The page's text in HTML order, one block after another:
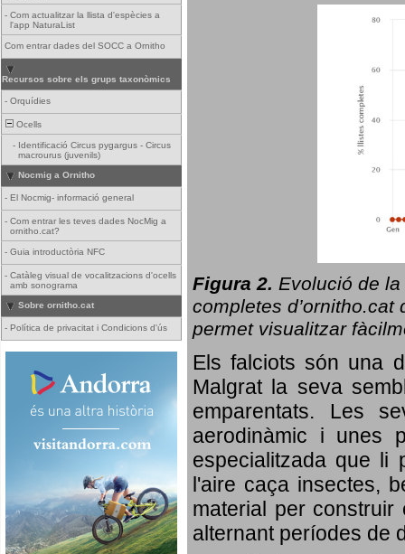
- Com actualitzar la llista d'espècies a
l'app NaturaList
Com entrar dades del SOCC a Ornitho
Recursos sobre els grups taxonòmics
- Orquídies
Ocells
- Identificació Circus pygargus - Circus
macrourus (juvenils)
Nocmig a Ornitho
- El Nocmig- informació general
- Com entrar les teves dades NocMig a
ornitho.cat?
- Guia introductòria NFC
- Catàleg visual de vocalitzacions d'ocells
amb sonograma
Sobre ornitho.cat
- Política de privacitat i Condicions d'ús
Figura 2. Evolució de la
completes d’ornitho.cat
permet visualitzar
Els falciots són una
Malgrat la seva
emparentats. Les
aerodinàmic i unes
especialitzada que li
l'aire caça insectes,
material per
alternant períodes de